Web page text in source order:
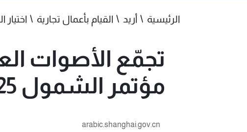
الرئيسية أريد القيام بأعمال تجارية اختيار
تجمّع الأصوات
مؤتمر الشمول 2025
arabic.shanghai.gov.cn